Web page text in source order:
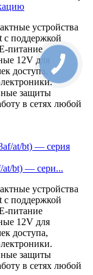
устройства
с поддержкой
питание
12V для
доступа,
защиты
в сетях любой
at/bt) — сери...
устройства
с поддержкой
питание
12V для
доступа,
защиты
в сетях любой